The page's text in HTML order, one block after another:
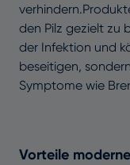
den Pilz gezielt zu
der Infektion und
beseitigen,
Symptome wie
Vorteile